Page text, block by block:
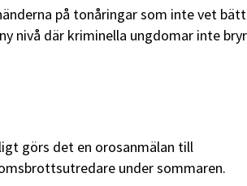
på tonåringar som inte vet
nivå där kriminella ungdomar inte
görs det en orosanmälan till
under sommaren.